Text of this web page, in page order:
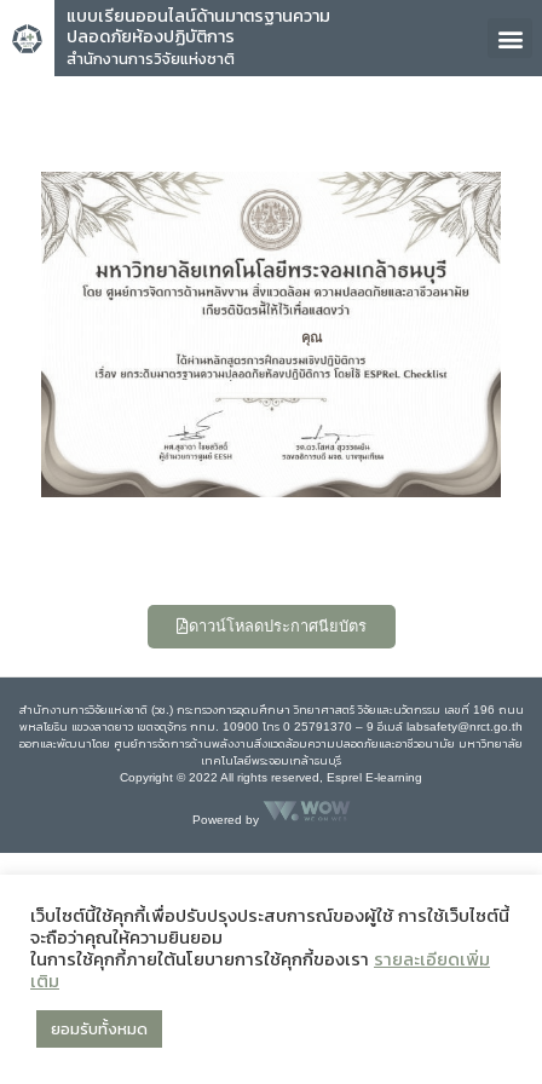
แบบเรียนออนไลน์ด้านมาตรฐานความ
ปลอดภัยห้องปฏิบัติการ
สำนักงานการวิจัยแห่งชาติ
คุณ
ดาวน์โหลดประกาศนียบัตร
สำนักงานการวิจัยแห่งชาติ (วช.) กระทรวงการอุดมศึกษา วิทยาศาสตร์ วิจัยและนวัตกรรม เลขที่ 196 ถนน
พหลโยธิน แขวงลาดยาว เขตจตุจักร กทม. 10900 โทร 0 25791370 – 9 อีเมล์ labsafety@nrct.go.th
ออกและพัฒนาโดย ศูนย์การจัดการด้านพลังงานสิ่งแวดล้อมความปลอดภัยและอาชีวอนามัย มหาวิทยาลัย
เทคโนโลยีพระจอมเกล้าธนบุรี
Copyright © 2022 All rights reserved, Esprel E-learning
Powered by
เว็บไซต์นี้ใช้คุกกี้เพื่อปรับปรุงประสบการณ์ของผู้ใช้ การใช้เว็บไซต์นี้
จะถือว่าคุณให้ความยินยอม
ในการใช้คุกกี้ภายใต้นโยบายการใช้คุกกี้ของเรา รายละเอียดเพิ่ม
เติม
ยอมรับทั้งหมด